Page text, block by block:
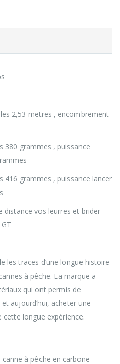
2,53 metres , encombrement
380 grammes , puissance
416 grammes , puissance lancer
distance vos leurres et brider
les traces d’une longue histoire
à pêche. La marque a
qui ont permis de
aujourd’hui, acheter une
cette longue expérience.
canne à pêche en carbone